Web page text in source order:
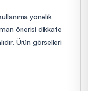
yönelik
önerisi dikkate
Ürün görselleri